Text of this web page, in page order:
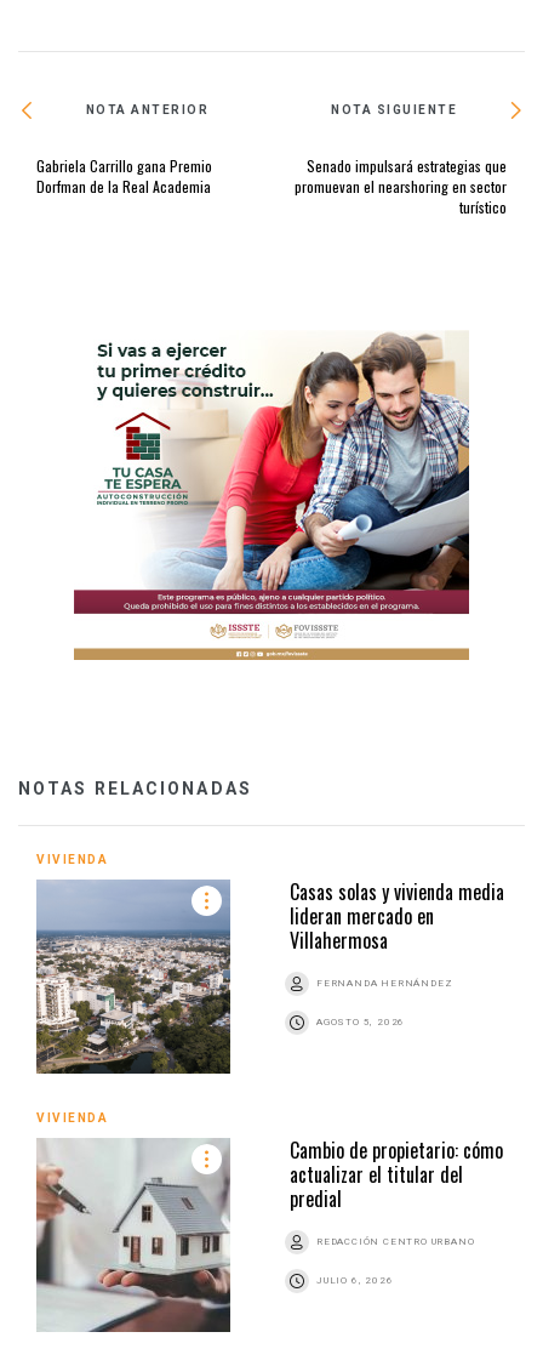
NOTA ANTERIOR
Gabriela Carrillo gana Premio
Dorfman de la Real Academia
NOTA SIGUIENTE
Senado impulsará estrategias que
promuevan el nearshoring en sector
turístico
NOTAS RELACIONADAS
VIVIENDA
Casas solas y vivienda media
lideran mercado en
Villahermosa
FERNANDA HERNÁNDEZ
AGOSTO 5, 2026
VIVIENDA
Cambio de propietario: cómo
actualizar el titular del
predial
REDACCIÓN CENTRO URBANO
JULIO 6, 2026